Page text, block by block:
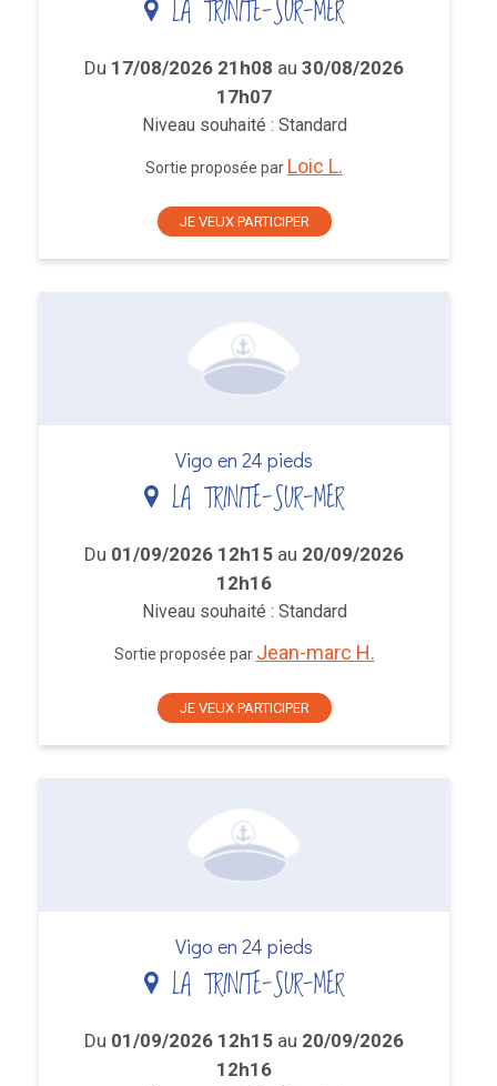
LA TRINITE-SUR-MER
Du 17/08/2026 21h08 au 30/08/2026
17h07
Niveau souhaité : Standard
Sortie proposée par Loic L.
JE VEUX PARTICIPER
Vigo en 24 pieds
LA TRINITE-SUR-MER
Du 01/09/2026 12h15 au 20/09/2026
12h16
Niveau souhaité : Standard
Sortie proposée par Jean-marc H.
JE VEUX PARTICIPER
Vigo en 24 pieds
LA TRINITE-SUR-MER
Du 01/09/2026 12h15 au 20/09/2026
12h16